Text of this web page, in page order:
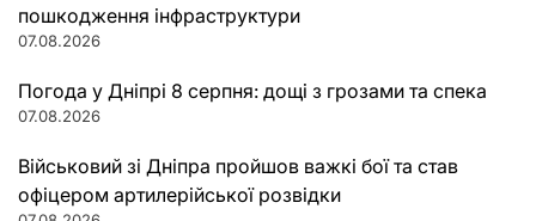
пошкодження інфраструктури
07.08.2026
Погода у Дніпрі 8 серпня: дощі з грозами та спека
07.08.2026
Військовий зі Дніпра пройшов важкі бої та став
офіцером артилерійської розвідки